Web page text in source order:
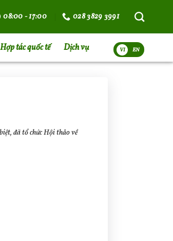
08:00 - 17:00 028 3829 3991
Hợp tác quốc tế Dịch vụ VI
đã tổ chức Hội thảo về